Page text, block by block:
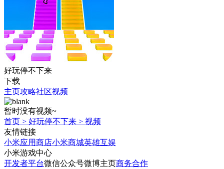
好玩停不下来
下载
主页攻略社区视频
暂时没有视频~
首页 > 好玩停不下来 > 视频
友情链接
小米应用商店小米商城英雄互娱
小米游戏中心
开发者平台微信公众号微博主页商务合作